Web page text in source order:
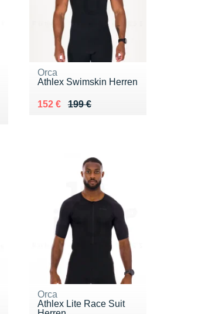
Orca
Athlex Swimskin Herren
199 €
Au lieu de 199 €
152 €
Vendu 152 €
Orca
Athlex Lite Race Suit